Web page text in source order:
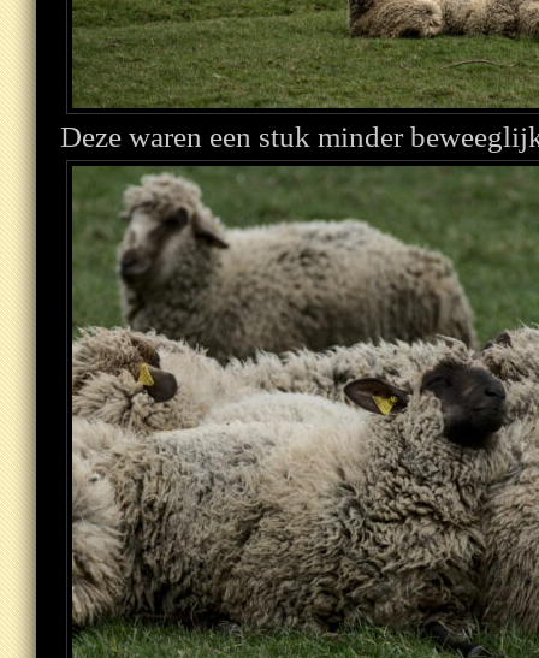
Deze waren een stuk minder